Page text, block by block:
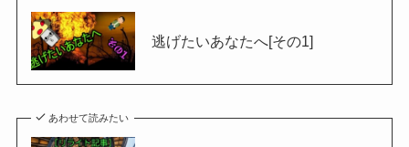
逃げたいあなたへ[その1]
あわせて読みたい